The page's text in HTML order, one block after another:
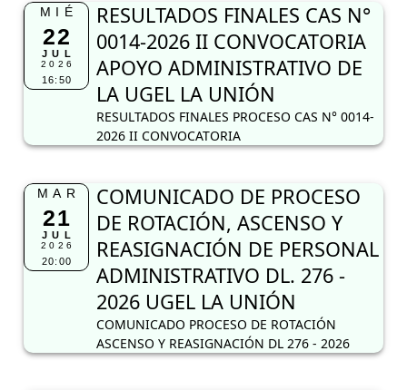
MIÉ
22
JUL
2026
16:50
RESULTADOS FINALES CAS N°
0014-2026 II CONVOCATORIA
APOYO ADMINISTRATIVO DE
LA UGEL LA UNIÓN
RESULTADOS FINALES PROCESO CAS N° 0014-
2026 II CONVOCATORIA
MAR
21
JUL
2026
20:00
COMUNICADO DE PROCESO
DE ROTACIÓN, ASCENSO Y
REASIGNACIÓN DE PERSONAL
ADMINISTRATIVO DL. 276 -
2026 UGEL LA UNIÓN
COMUNICADO PROCESO DE ROTACIÓN
ASCENSO Y REASIGNACIÓN DL 276 - 2026